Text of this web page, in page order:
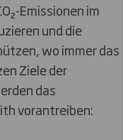
Emissionen im
und die
wo immer das
Ziele der
das
vorantreiben: